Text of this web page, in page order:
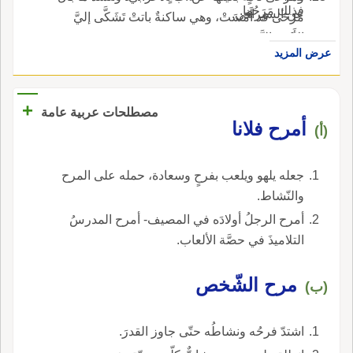
فذلك مَرَحُها.
عن السيرافي.مَرْحَى قد أَمْسَتْ، وهي ساكنةٌ باتتْ تَشَكَّى إليَّ
الأَيْنَ والنَّجَد.
عرض المزيد
مصطلحات عربية عامة +
(أ) أمرح فلانا
جعله يلهو ويلعب بفرحٍ وسعادة، حمله على المرح
والنّشاط.
أمرح الرجلُ أولادَه في المصيف- أمرح المدرسُ
التلاميذَ في حصَّة الألعاب.
(ب) مرح الشّخص
اشتدّ فرحُه ونشاطُه حتّى جاوز القدرَ.